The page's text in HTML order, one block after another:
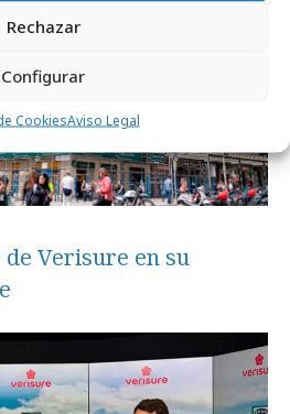
Rechazar
Configurar
CookiesAviso Legal
Verisure en su